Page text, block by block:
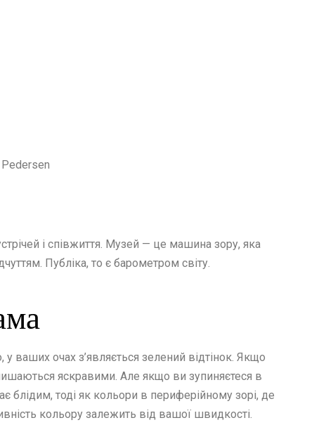
і співжиття. Музей — це машина зору, яка
Публіка, то є барометром світу.
ваших очах з’являється зелений відтінок. Якщо
яскравими. Але якщо ви зупиняєтеся в
блідим, тоді як кольори в периферійному зорі, де
кольору залежить від вашої швидкості.